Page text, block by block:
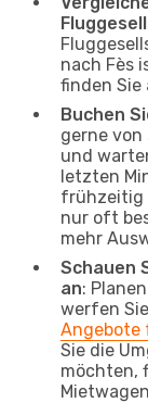
nach Fès
finden Sie
Buchen
gerne von
und
letzten
frühzeitig
nur oft
mehr
Schauen
an:
werfen
Angebote
Sie die
möchten,